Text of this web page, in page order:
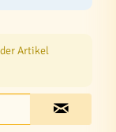
Artikel